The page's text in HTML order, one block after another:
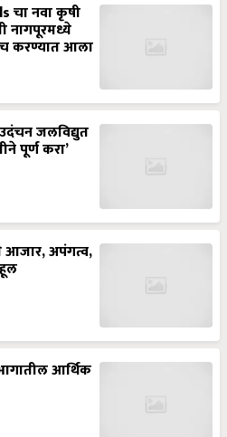
चा नवा कृषी
नागपूरमध्ये
करण्यात आला
जलविद्युत
पूर्ण करा’
आजार, अपंगत्व,
आर्थिक